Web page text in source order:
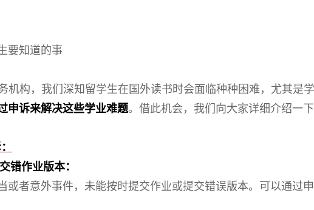
要知道的事
机构，我们深知留学生在国外读书时会面临种种困难，尤其是
申诉来解决这些学业难题。借此机会，我们向大家详细介绍一
错作业版本：
或者意外事件，未能按时提交作业或提交错误版本。可以通过